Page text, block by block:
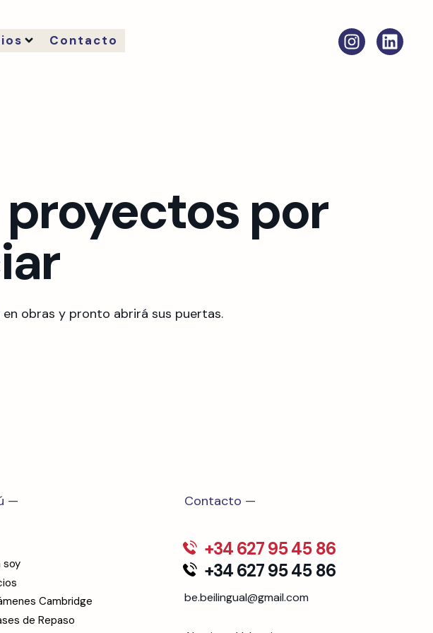
Contacto
por
obras y pronto abrirá sus puertas.
—
soy
Cambridge
de Repaso
Contacto —
+34 627 95 45 86
+34 627 95 45 86
be.beilingual@gmail.com